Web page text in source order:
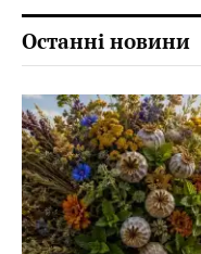
Останні новини